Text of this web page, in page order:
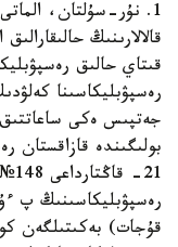
1. نۇر-سۇلتان،
قالالارىنىڭ
قىتاي حالىق
رەسپۋبليكاسىنا
جەتپىس ەكى ساعاتتىق
قۇجات) بەكىتىلگەن